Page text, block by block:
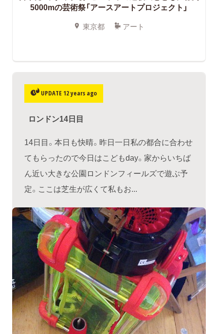
5000mの芸術祭「アースアートプロジェクト」
東京都 アート
UPDATE 12 years ago
ロンドン14日目
14日目。本日も快晴。昨日一日私の都合に合わせ
てもらったので今日はこどもday。家からいちば
ん近い大きな公園ロンドンフィールズで遊ぶ予
定。ここは芝生が広くて私もお...